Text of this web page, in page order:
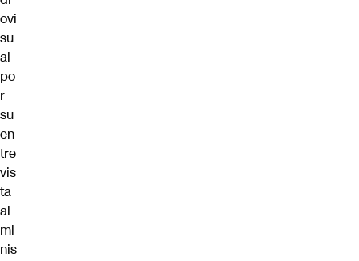
ovi
su
al
po
r
su
en
tre
vis
ta
al
mi
nis